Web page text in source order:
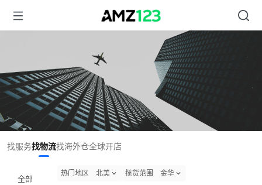
找服务找物流找海外仓全球开店
全部
热门地区 北美 揽货范围 金华